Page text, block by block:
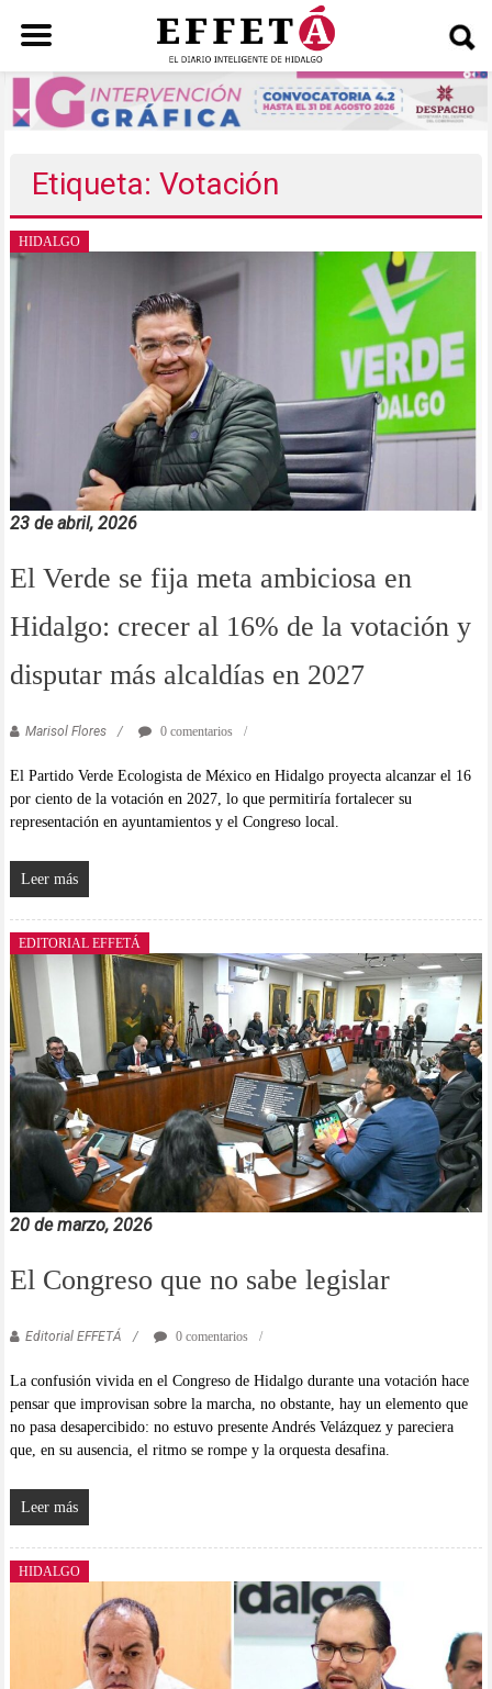
Saltar
al
contenido
Etiqueta: Votación
HIDALGO
23 de abril, 2026
El Verde se fija meta ambiciosa en
Hidalgo: crecer al 16% de la votación y
disputar más alcaldías en 2027
Marisol Flores 0 comentarios
El Partido Verde Ecologista de México en Hidalgo proyecta alcanzar el 16
por ciento de la votación en 2027, lo que permitiría fortalecer su
representación en ayuntamientos y el Congreso local.
Leer más
EDITORIAL EFFETÁ
20 de marzo, 2026
El Congreso que no sabe legislar
Editorial EFFETÁ 0 comentarios
La confusión vivida en el Congreso de Hidalgo durante una votación hace
pensar que improvisan sobre la marcha, no obstante, hay un elemento que
no pasa desapercibido: no estuvo presente Andrés Velázquez y pareciera
que, en su ausencia, el ritmo se rompe y la orquesta desafina.
Leer más
HIDALGO